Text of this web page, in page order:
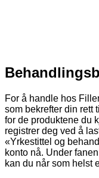
For å handle hos
som bekrefter din rett
for de produktene du
registrer deg ved å
«Yrkestittel og
konto nå. Under fanen
kan du når som helst